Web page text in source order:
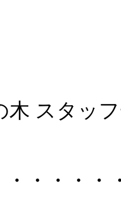
木 スタッ
・・・・・